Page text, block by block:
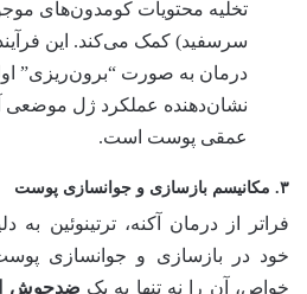
تخلیه محتویات کومدون‌های
سرسفید) کمک می‌کند. این
درمان به صورت “برون‌ریزی”
نشان‌دهنده عملکرد ژل موضعی
عمقی پوست است.
۳. مکانیسم بازسازی و جوانسازی پوست
فراتر از درمان آکنه، ترتینوئین به
خود در بازسازی و جوانسازی
خواص، آن را نه تنها به یک ضدجوش